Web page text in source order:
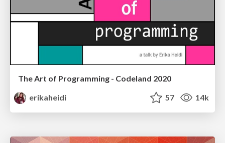
The Art of Programming - Codeland 2020
erikaheidi
57 14k